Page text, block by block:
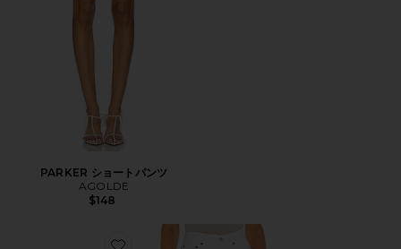
PARKER ショートパンツ
AGOLDE
$148